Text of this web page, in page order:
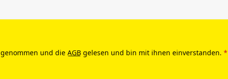
und die AGB gelesen und bin mit ihnen einverstanden. *